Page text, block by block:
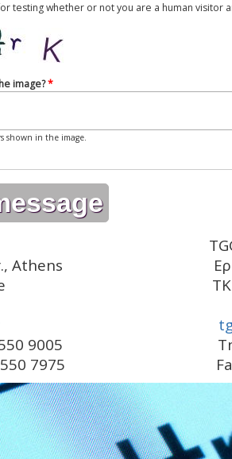
testing whether or not you are a human visitor
image?*
shown in the image.
p.c. TGGT
Str., Athens Ερμού
Greece ΤΚ
550 9005 Tηλ:
550 7975 Fax: